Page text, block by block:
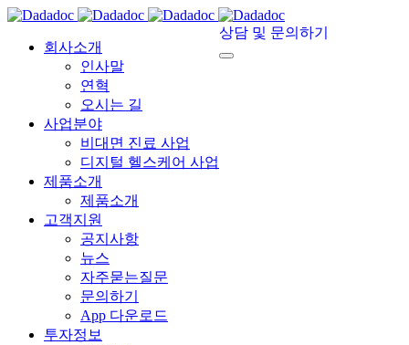
회사소개
인사말
연혁
오시는 길
사업분야
비대면 진료 사업
디지털 헬스케어 사업
제품소개
제품소개
고객지원
공지사항
뉴스
자주묻는질문
문의하기
App 다운로드
투자정보
상담 및 문의하기